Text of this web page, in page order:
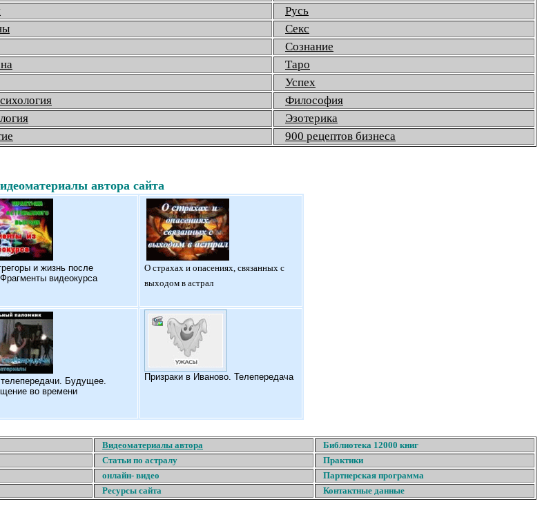
Русь
Секс
Сознание
Таро
Успех
Философия
Эзотерика
900 рецептов бизнеса
автора сайта
и жизнь после
видеокурса
О страхах и опасениях, связанных с
выходом в астрал
Будущее.
во времени
Призраки в Иваново. Телепередача
Видеоматериалы автора
Библиотека 12000 книг
Статьи по астралу
Практики
онлайн- видео
Партнерская программа
Ресурсы сайта Контактные данные